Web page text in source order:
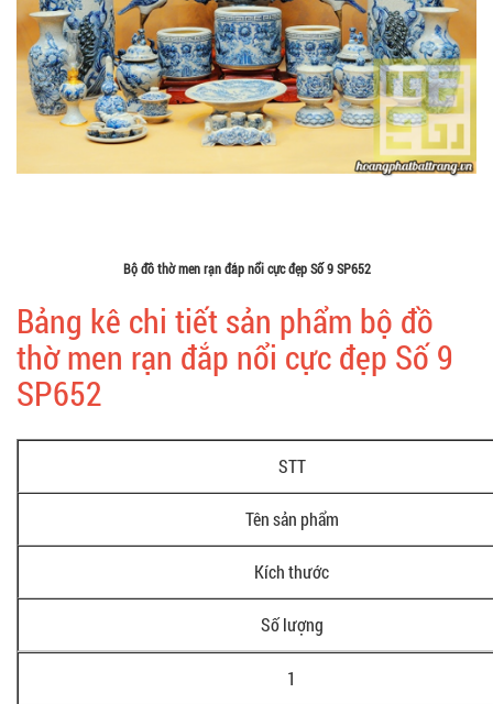
Bộ đồ thờ men rạn đắp nổi cực đẹp Số 9 SP652
Bảng kê chi tiết sản phẩm bộ đồ
thờ men rạn đắp nổi cực đẹp Số 9
SP652
STT
Tên sản phẩm
Kích thước
Số lượng
1